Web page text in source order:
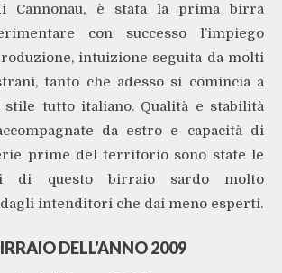
Cannonau, è stata la prima birra
con successo l’impiego
intuizione seguita da molti
tanto che adesso si comincia a
tutto italiano. Qualità e stabilità
da estro e capacità di
prime del territorio sono state le
di questo birraio sardo molto
intenditori che dai meno esperti.
DELL’ANNO 2009